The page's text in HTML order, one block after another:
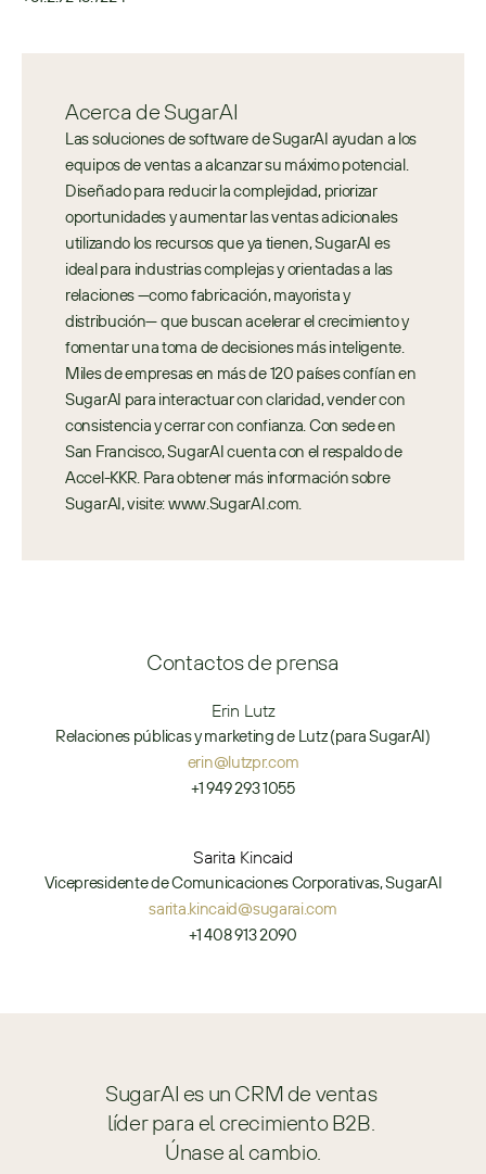
Acerca de SugarAI
Las soluciones de software de SugarAI ayudan a los
equipos de ventas a alcanzar su máximo potencial.
Diseñado para reducir la complejidad, priorizar
oportunidades y aumentar las ventas adicionales
utilizando los recursos que ya tienen, SugarAI es
ideal para industrias complejas y orientadas a las
relaciones —como fabricación, mayorista y
distribución— que buscan acelerar el crecimiento y
fomentar una toma de decisiones más inteligente.
Miles de empresas en más de 120 países confían en
SugarAI para interactuar con claridad, vender con
consistencia y cerrar con confianza. Con sede en
San Francisco, SugarAI cuenta con el respaldo de
Accel-KKR. Para obtener más información sobre
SugarAI, visite: www.SugarAI.com.
Contactos de prensa
Erin Lutz
Relaciones públicas y marketing de Lutz (para SugarAI)
erin@lutzpr.com
+1 949 293 1055
Sarita Kincaid
Vicepresidente de Comunicaciones Corporativas, SugarAI
sarita.kincaid@sugarai.com
+1 408 913 2090
SugarAI es un CRM de ventas
líder para el crecimiento B2B.
Únase al cambio.